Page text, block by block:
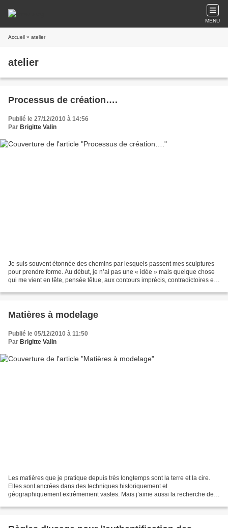
MENU
Accueil » atelier
atelier
Processus de création….
Publié le 27/12/2010 à 14:56
Par Brigitte Valin
Je suis souvent étonnée des chemins par lesquels passent mes sculptures
pour prendre forme. Au début, je n’ai pas une « idée » mais quelque chose
qui me vient en tête, pensée têtue, aux contours imprécis, contradictoires et
Matières à modelage
Publié le 05/12/2010 à 11:50
Par Brigitte Valin
Les matières que je pratique depuis très longtemps sont la terre et la cire.
Elles sont ancrées dans des techniques historiquement et
géographiquement extrêmement vastes. Mais j’aime aussi la recherche de